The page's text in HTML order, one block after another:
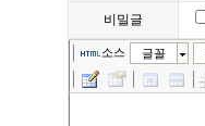
비밀글
소스 글꼴